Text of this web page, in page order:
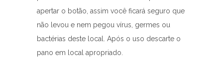
apertar o botão, assim você ficará seguro que
não levou e nem pegou vírus, germes ou
bactérias deste local. Após o uso descarte o
pano em local apropriado.